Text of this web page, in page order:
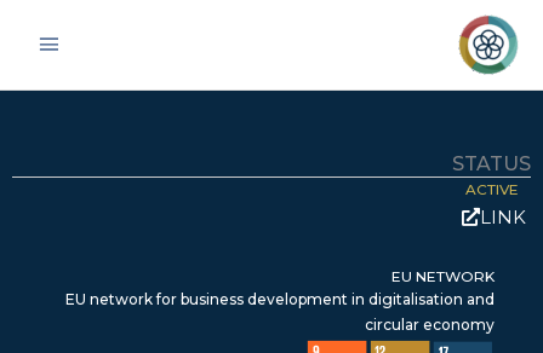
STATUS
ACTIVE
LINK
EU NETWORK
EU network for business development in digitalisation and
circular economy